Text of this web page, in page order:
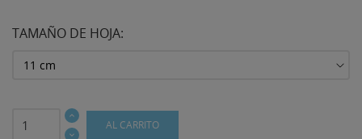
TAMAÑO DE HOJA:
AL CARRITO